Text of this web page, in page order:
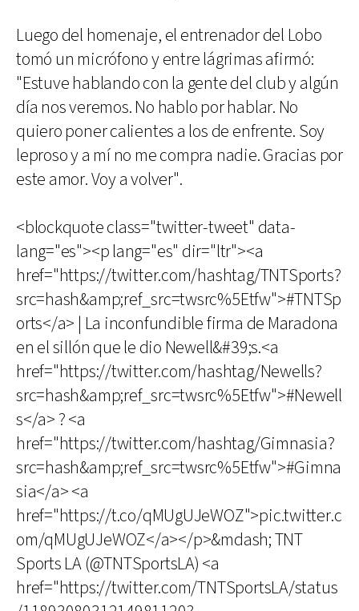
Luego del homenaje, el entrenador del Lobo
tomó un micrófono y entre lágrimas afirmó:
"Estuve hablando con la gente del club y algún
día nos veremos. No hablo por hablar. No
quiero poner calientes a los de enfrente. Soy
leproso y a mí no me compra nadie. Gracias por
este amor. Voy a volver".
<blockquote class="twitter-tweet" data-
lang="es"><p lang="es" dir="ltr"><a
href="https://twitter.com/hashtag/TNTSports?
src=hash&amp;ref_src=twsrc%5Etfw">#TNTSp
orts</a> | La inconfundible firma de Maradona
en el sillón que le dio Newell&#39;s.<a
href="https://twitter.com/hashtag/Newells?
src=hash&amp;ref_src=twsrc%5Etfw">#Newell
s</a> ? <a
href="https://twitter.com/hashtag/Gimnasia?
src=hash&amp;ref_src=twsrc%5Etfw">#Gimna
sia</a> <a
href="https://t.co/qMUgUJeWOZ">pic.twitter.c
om/qMUgUJeWOZ</a></p>&mdash; TNT
Sports LA (@TNTSportsLA) <a
href="https://twitter.com/TNTSportsLA/status